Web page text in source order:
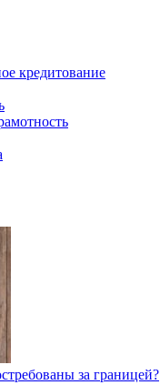
кредитование
за границей?